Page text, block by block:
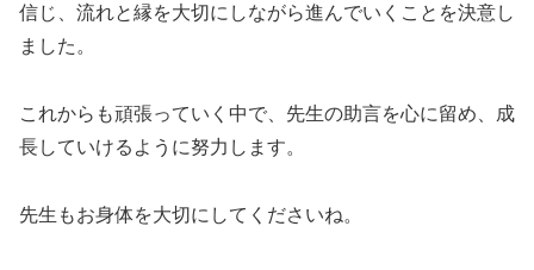
信じ、流れと縁を大切にしながら進んでいくことを決意し
ました。
これからも頑張っていく中で、先生の助言を心に留め、成
長していけるように努力します。
先生もお身体を大切にしてくださいね。